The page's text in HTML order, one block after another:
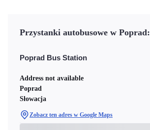
Przystanki autobusowe w Poprad:
Poprad Bus Station
Address not available
Poprad
Słowacja
Zobacz ten adres w Google Maps